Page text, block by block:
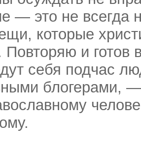
— это не всегда
которые
Повторяю и готов
себя подчас
блогерами,